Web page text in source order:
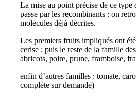
La mise au point précise de ce type
passe par les recombinants : on
molécules déjà décrites.
Les premiers fruits impliqués ont
cerise ; puis le reste de la famille
abricots, poire, prune, framboise,
enfin d’autres familles : tomate,
complète sur demande)